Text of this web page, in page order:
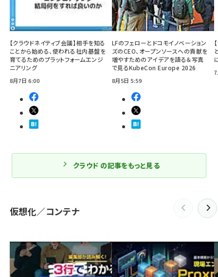
【クラウドネイティブ会議】相手を知る
ことから始める、使われる社内基盤を
育てるためのプラットフォームエンジ
ニアリング
8月7日 6:00
LFのフェローとドコモイノベーション
ズのCEO、オープンソースへの貢献を
増やすためのアイデアを語る＆写真
で見るKubeCon Europe 2026
8月5日 5:59
クラウド の記事をもっと見る
仮想化／コンテナ